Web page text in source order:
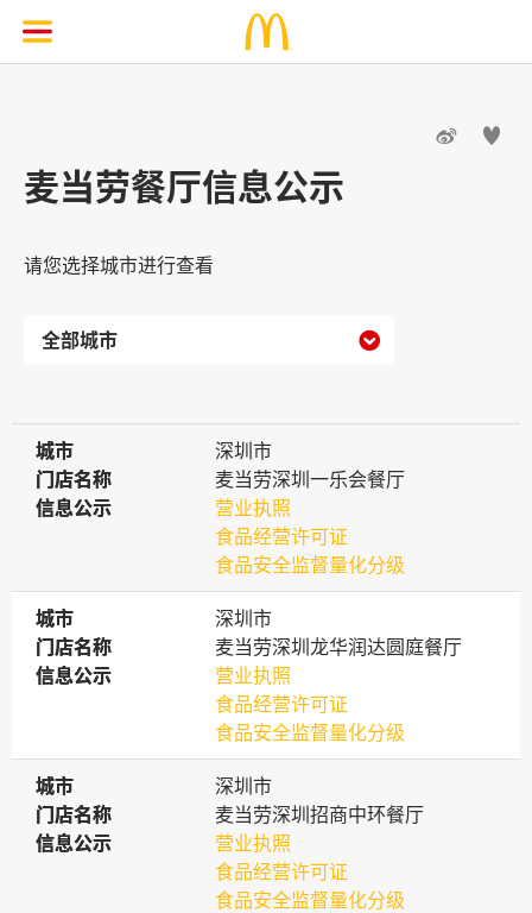
 
麦当劳餐厅信息公示
请您选择城市进行查看

城市
城市
深圳市
门店名称
门店名称
麦当劳深圳一乐会餐厅
信息公示
信息公示
营业执照
食品经营许可证
食品安全监督量化分级
城市
城市
深圳市
门店名称
门店名称
麦当劳深圳龙华润达圆庭餐厅
信息公示
信息公示
营业执照
食品经营许可证
食品安全监督量化分级
城市
城市
深圳市
门店名称
门店名称
麦当劳深圳招商中环餐厅
信息公示
信息公示
营业执照
食品经营许可证
食品安全监督量化分级